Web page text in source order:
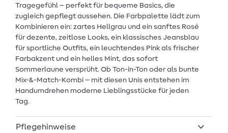
Tragegefühl – perfekt für bequeme Basics, die
zugleich gepflegt aussehen. Die Farbpalette lädt zum
Kombinieren ein: zartes Hellgrau und ein sanftes Rosé
für dezente, zeitlose Looks, ein klassisches Jeansblau
für sportliche Outfits, ein leuchtendes Pink als frischer
Farbakzent und ein helles Mint, das sofort
Sommerlaune versprüht. Ob Ton-in-Ton oder als bunte
Mix-&-Match-Kombi – mit diesen Unis entstehen im
Handumdrehen moderne Lieblingsstücke für jeden
Tag.
Pflegehinweise